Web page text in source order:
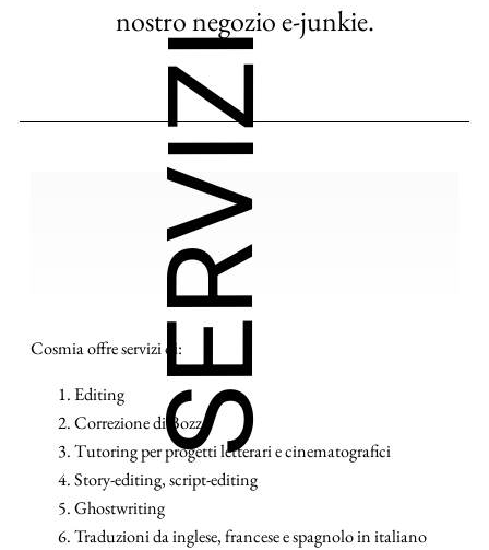
nostro negozio e-junkie.
SERVIZI
Cosmia offre servizi di:
Editing
Correzione di Bozze
Tutoring per progetti letterari e cinematografici
Story-editing, script-editing
Ghostwriting
Traduzioni da inglese, francese e spagnolo in italiano